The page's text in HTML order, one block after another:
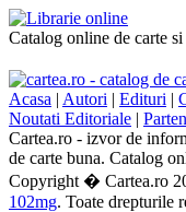
Catalog online de carte
Acasa | Autori | Edituri |
Noutati Editoriale |
Cartea.ro - izvor de
de carte buna. Catalog
Copyright � Cartea.ro
102mg. Toate drepturile